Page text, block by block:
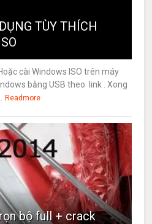
TÙY THÍCH
cài Windows ISO trên máy
bằng USB theo link . Xong
Readmore
bộ full + crack